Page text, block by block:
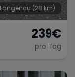
Maserati
Langenau (28 km)
239€
pro Tag